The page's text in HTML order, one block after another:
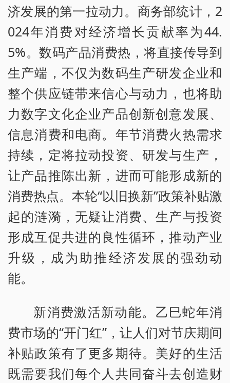
济发展的第一拉动力。商务部统计，2
024年消费对经济增长贡献率为44.
5%。数码产品消费热，将直接传导到
生产端，不仅为数码生产研发企业和
整个供应链带来信心与动力，也将助
力数字文化企业产品创新创意发展、
信息消费和电商。年节消费火热需求
持续，定将拉动投资、研发与生产，
让产品推陈出新，进而可能形成新的
消费热点。本轮“以旧换新”政策补贴激
起的涟漪，无疑让消费、生产与投资
形成互促共进的良性循环，推动产业
升级，成为助推经济发展的强劲动
能。
新消费激活新动能。乙巳蛇年消
费市场的“开门红”，让人们对节庆期间
补贴政策有了更多期待。美好的生活
既需要我们每个人共同奋斗去创造财